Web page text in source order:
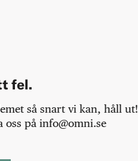
fel.
så snart vi kan, håll ut!
på info@omni.se